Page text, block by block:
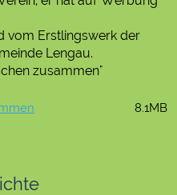
vom Erstlingswerk der
Lengau.
zusammen"
8.1MB